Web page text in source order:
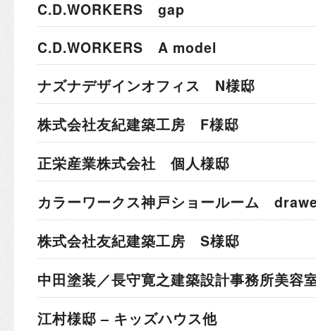
C.D.WORKERS gap
C.D.WORKERS A model
ナズナデザインオフィス N様邸
株式会社友紀建築工房 F様邸
正栄産業株式会社 個人様邸
カラーワークス神戸ショールーム
株式会社友紀建築工房 S様邸
中田塗装／長守寛之建築設計事務所美容
江村様邸 – キッズハウス他